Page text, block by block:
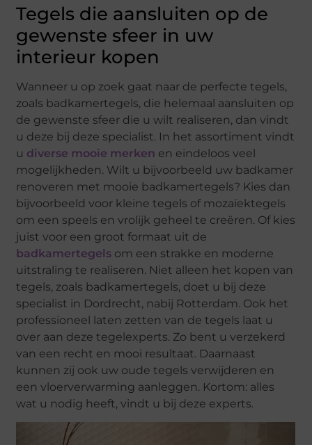
Tegels die aansluiten op de
gewenste sfeer in uw
interieur kopen
Wanneer u op zoek gaat naar de perfecte tegels,
zoals badkamertegels, die helemaal aansluiten op
de gewenste sfeer die u wilt realiseren, dan vindt
u deze bij deze specialist. In het assortiment vindt
u diverse mooie merken en eindeloos veel
mogelijkheden. Wilt u bijvoorbeeld uw badkamer
renoveren met mooie badkamertegels? Kies dan
bijvoorbeeld voor kleine tegels of mozaïektegels
om een speels en vrolijk geheel te creëren. Of kies
juist voor een groot formaat uit de
badkamertegels om een strakke en moderne
uitstraling te realiseren. Niet alleen het kopen van
tegels, zoals badkamertegels, doet u bij deze
specialist in Dordrecht, nabij Rotterdam. Ook het
professioneel laten zetten van de tegels laat u
over aan deze tegelexperts. Zo bent u verzekerd
van een recht en mooi resultaat. Daarnaast
kunnen zij ook uw oude tegels verwijderen en
een vloerverwarming aanleggen. Kortom: alles
wat u nodig heeft, vindt u bij deze experts.